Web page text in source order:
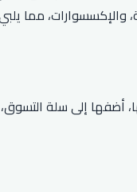
أضفها إلى سلة